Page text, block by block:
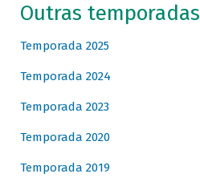
Outras temporadas
Temporada 2025
Temporada 2024
Temporada 2023
Temporada 2020
Temporada 2019